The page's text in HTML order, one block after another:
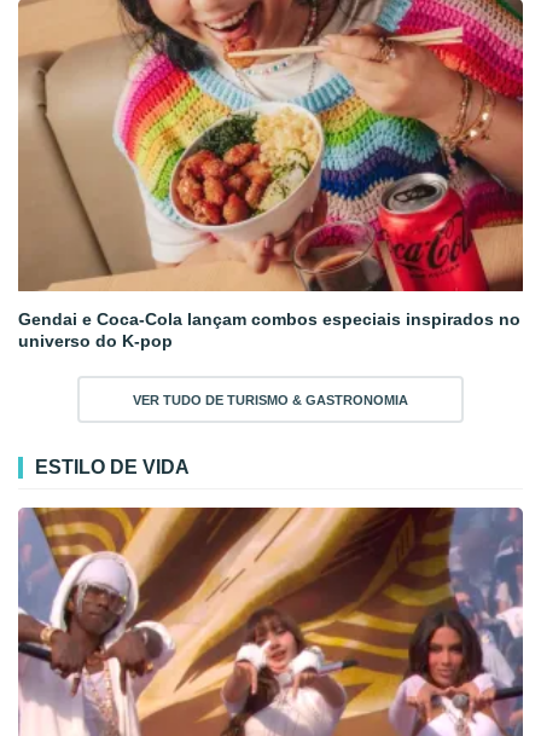
Gendai e Coca-Cola lançam combos especiais inspirados no
universo do K-pop
VER TUDO DE TURISMO & GASTRONOMIA
ESTILO DE VIDA